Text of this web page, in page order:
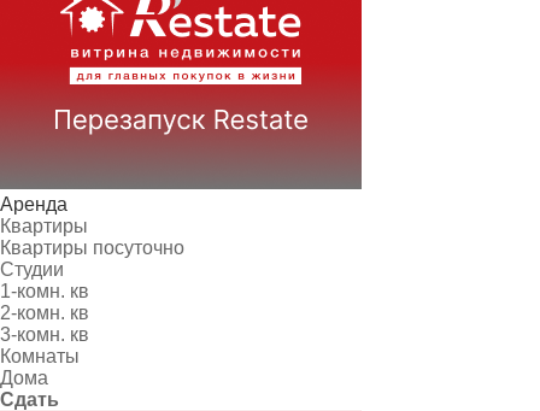
Аренда
Квартиры
Квартиры посуточно
Студии
1-комн. кв
2-комн. кв
3-комн. кв
Комнаты
Дома
Сдать